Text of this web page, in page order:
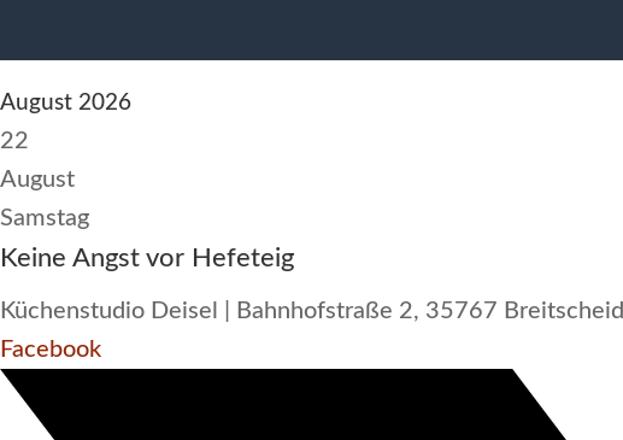
August 2026
22
August
Samstag
Keine Angst vor Hefeteig
Küchenstudio Deisel | Bahnhofstraße 2, 35767 Breitscheid
Facebook